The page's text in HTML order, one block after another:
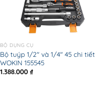
BỘ DỤNG CỤ
Bộ tuýp 1/2″ và 1/4″ 45 chi tiết
WOKIN 155545
1.388.000 ₫